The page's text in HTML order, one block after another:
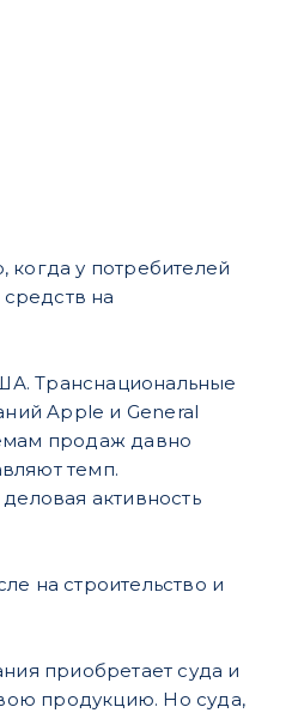
когда у потребителей
на
Транснациональные
Apple и General
продаж давно
темп.
активность
на строительство и
приобретает суда и
продукцию. Но суда,